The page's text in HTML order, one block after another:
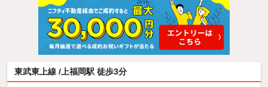
東武東上線 /上福岡駅 徒歩3分